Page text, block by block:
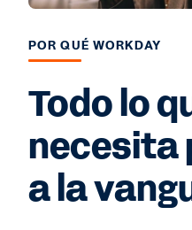
POR QUÉ WORKDAY
Todo lo
necesita
a la